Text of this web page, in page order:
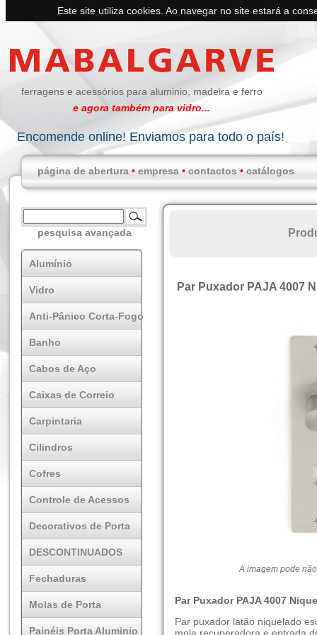
Este site utiliza cookies. Ao navegar no site estará a
ferragens e acessórios para aluminio, madeira e ferro
e agora também para vidro...
Encomende online! Enviamos para todo o país!
página de abertura • empresa • contactos • catálogos
pesquisa avançada
Alumínio
Vidro
Anti-Pânico Corta-Fogo
Banho
Cabos de Aço
Caixas de Correio
Carpintaria
Cilindros
Cofres
Controle de Acessos
Decorativos de Porta
DESCONTINUADOS
Fechaduras
Molas de Porta
Painéis Porta Aluminio
Par Puxador PAJA 4007
A imagem pode
Par Puxador PAJA 4007
Par puxador latão niquelado